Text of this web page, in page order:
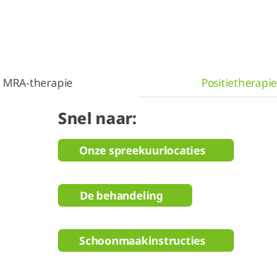
MRA-therapie Positietherapie
Snel naar:
Onze spreekuurlocaties
De behandeling
Schoonmaakinstructies